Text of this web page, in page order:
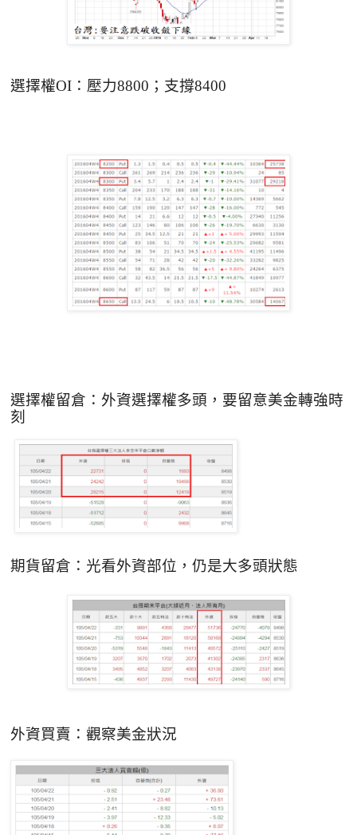
選擇權OI ： 壓力8800 ； 支撐8400
選擇權留倉 ：外資選擇權多頭，要留意美金轉強時
刻
期貨留倉 ：光看外資部位， 仍是大多頭狀態
外資買賣 ： 觀察美金狀況